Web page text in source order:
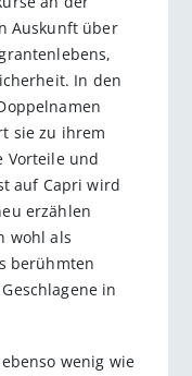
Auskunft über
In den
sie zu ihrem
Vorteile und
auf Capri wird
erzählen
wohl als
berühmten
in
wenig wie